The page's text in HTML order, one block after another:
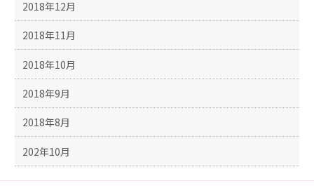
2018年12月
2018年11月
2018年10月
2018年9月
2018年8月
202年10月